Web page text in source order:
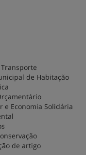
de Habitação
e Economia Solidária
de artigo